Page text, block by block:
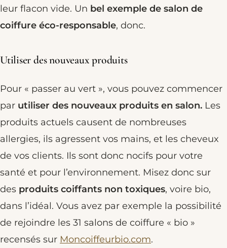
leur flacon vide. Un bel exemple de salon de
coiffure éco-responsable, donc.
Utiliser des nouveaux produits
Pour « passer au vert », vous pouvez commencer
par utiliser des nouveaux produits en salon. Les
produits actuels causent de nombreuses
allergies, ils agressent vos mains, et les cheveux
de vos clients. Ils sont donc nocifs pour votre
santé et pour l’environnement. Misez donc sur
des produits coiffants non toxiques, voire bio,
dans l’idéal. Vous avez par exemple la possibilité
de rejoindre les 31 salons de coiffure « bio »
recensés sur Moncoiffeurbio.com.